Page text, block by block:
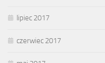
lipiec 2017
czerwiec 2017